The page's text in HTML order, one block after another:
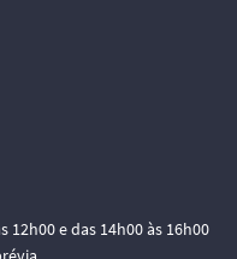
12h00 e das 14h00 às 16h00